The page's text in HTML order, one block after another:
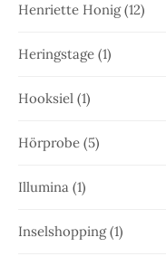
Henriette Honig(12)
Heringstage (1)
Hooksiel (1)
Hörprobe (5)
Illumina (1)
Inselshopping(1)